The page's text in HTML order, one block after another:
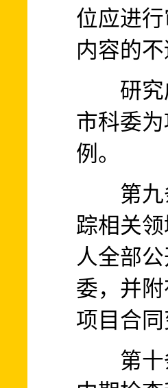
位应进
内容的
研究成
市科委
例。
第九条
踪相关
人全部
委，并
项目合
第十条